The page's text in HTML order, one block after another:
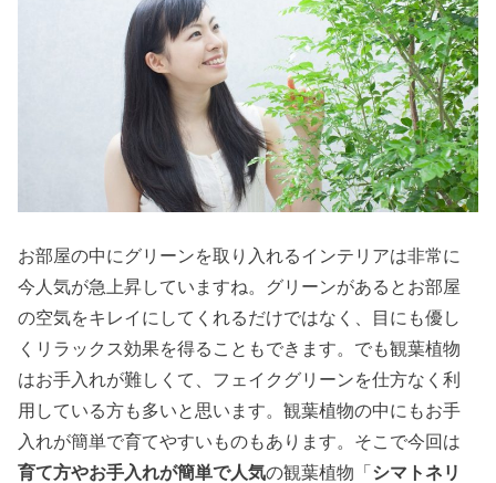
お部屋の中にグリーンを取り入れるインテリアは非常に
今人気が急上昇していますね。グリーンがあるとお部屋
の空気をキレイにしてくれるだけではなく、目にも優し
くリラックス効果を得ることもできます。でも観葉植物
はお手入れが難しくて、フェイクグリーンを仕方なく利
用している方も多いと思います。観葉植物の中にもお手
入れが簡単で育てやすいものもあります。そこで今回は
育て方やお手入れが簡単で人気の観葉植物「シマトネリ